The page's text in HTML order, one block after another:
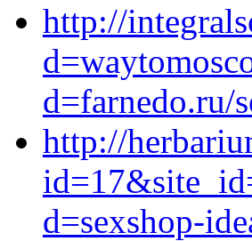
http://
d=farnedo.ru/
http://
d=sexshop-